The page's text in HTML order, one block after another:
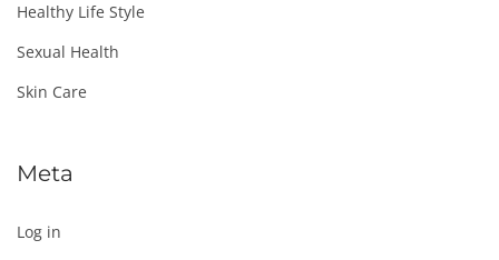
Healthy Life Style
Sexual Health
Skin Care
Meta
Log in